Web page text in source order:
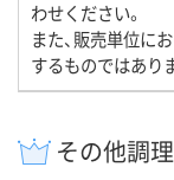
わせください。
また、販売単位に
するものではあり
その他調